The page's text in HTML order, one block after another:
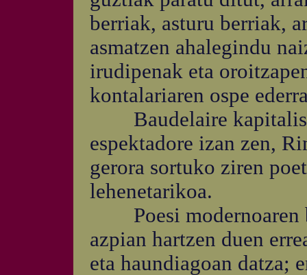
berriak, asturu berriak,
asmatzen ahalegindu
irudipenak eta
kontalariaren ospe
Baudelaire
espektadore izan zen,
gerora sortuko ziren
lehenetarikoa.
Poesi modernoaren
azpian hartzen duen
eta haundiagoan datza;